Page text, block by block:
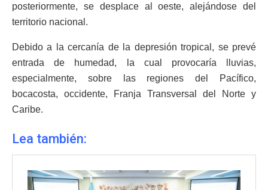
posteriormente, se desplace al oeste, alejándose del
territorio nacional.
Debido a la cercanía de la depresión tropical, se prevé
entrada de humedad, la cual provocaría lluvias,
especialmente, sobre las regiones del Pacífico,
bocacosta, occidente, Franja Transversal del Norte y
Caribe.
Lea también: